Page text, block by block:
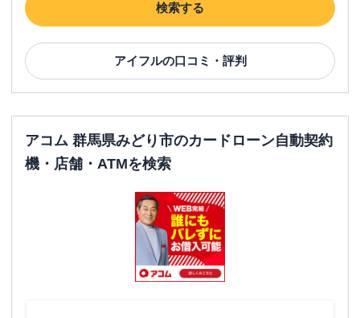
検索する
アイフルの口コミ・評判
アコム 群馬県みどり市のカードローン自動契約
機・店舗・ATMを検索